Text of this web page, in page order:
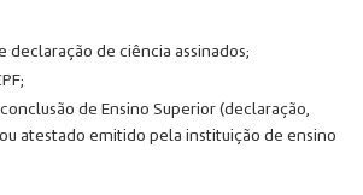
declaração de ciência assinados;
de Ensino Superior (declaração,
atestado emitido pela instituição de ensino